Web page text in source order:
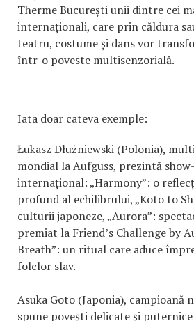
Therme București unii dintre cei
internaționali, care prin căldura
teatru, costume și dans vor
într-o poveste multisenzorială.
Iata doar cateva exemple:
Łukasz Dłużniewski (Polonia),
mondial la Aufguss, prezintă
internațional: „Harmony”: o
profund al echilibrului, „Koto to
culturii japoneze, „Aurora”:
premiat la Friend’s Challenge by
Breath”: un ritual care aduce
folclor slav.
Asuka Goto (Japonia), campioană
spune povești delicate și